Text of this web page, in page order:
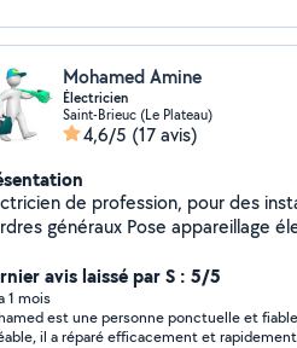
Mohamed Amine
Électricien
Saint-Brieuc (Le Plateau)
4,6/5 (17 avis)
de profession, pour des
généraux Pose appareillage
et mise en norme et
électrique Je réalise également les
Au plaisir de vous rendre
avis laissé par S : 5/5
1 mois
est une personne ponctuelle et
et rapidement mes